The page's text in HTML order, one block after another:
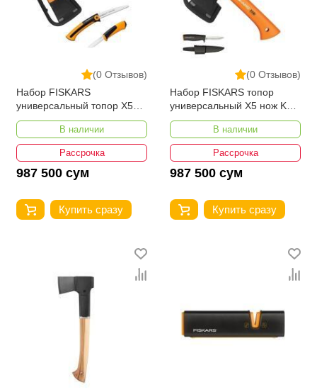
(0 Отзывов)
Набор FISKARS
универсальный топор Х5
пила универсальный нож
1057912
В наличии
Рассрочка
987 500 сум
Купить сразу
(0 Отзывов)
Набор FISKARS топор
универсальный Х5 нож K40
точилка Xsharp 1057913
В наличии
Рассрочка
987 500 сум
Купить сразу